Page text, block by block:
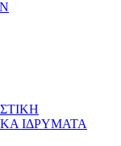
ΙΔΡΥΜΑΤΑ